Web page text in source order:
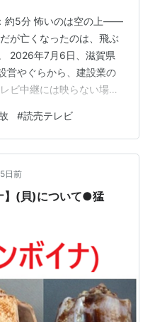
約5分 怖いのは空の上——
が亡くなったのは、飛ぶ
2026年7月6日、滋賀県
営やぐらから、建設業の
ビ中継には映らない場所
剖の結果は 外傷性ショ
全身の血の巡りが保てな
ただし、なぜ落ちたのか
メットも安全ベルトも着
ず置いておく。 この状
#読売テレビ
日前
】(貝)について●猛